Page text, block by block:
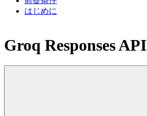
はじめに
Groq Responses API